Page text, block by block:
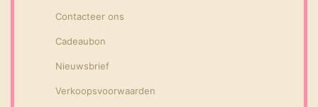
Contacteer ons
Cadeaubon
Nieuwsbrief
Verkoopsvoorwaarden